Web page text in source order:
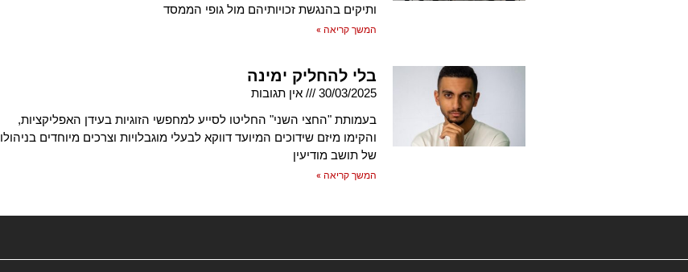
ותיקים בהנגשת זכויותיהם מול גופי הממסד
המשך קריאה »
בלי להחליק ימינה
30/03/2025
אין תגובות
בעמותת "החצי השני" החליטו לסייע למחפשי הזוגיות בעידן האפליקציות,
והקימו מיזם שידוכים המיועד דווקא לבעלי מוגבלויות וצרכים מיוחדים בניהולו
של תושב מודיעין
המשך קריאה »